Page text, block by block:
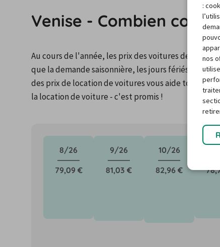
Venise - Combien
Au cours de l'année, les prix des voitures de
que la demande saisonnière, les jours fériés ou les
des prix de location de voitures vous aide toujours
la location de voiture - c'est promis !
8/26
79,09 €
9/26
81,03 €
10/26
82,96 €
:
nos